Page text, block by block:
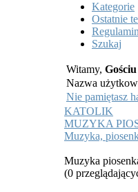
Kategorie
Ostatnie
Regulamin
Szukaj
Witamy, Gościu
Nazwa
Nie pamiętasz
KATOLIK
MUZYKA
Muzyka,
Muzyka
(0